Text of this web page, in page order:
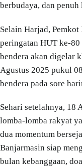
berbudaya, dan
Selain Harjad,
peringatan HUT ke-80
bendera akan digelar
Agustus 2025 pukul
bendera pada sore
Sehari setelahnya, 18
lomba-lomba rakyat
dua momentum
Banjarmasin siap
bulan kebanggaan,